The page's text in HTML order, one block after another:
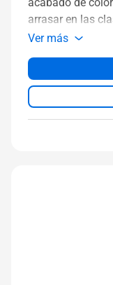
arrasar en las
Ver más